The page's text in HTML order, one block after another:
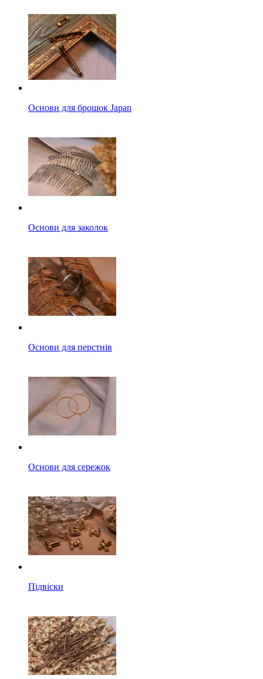
Основи для брошок Japan
Основи для заколок
Основи для перстнів
Основи для сережок
Підвіски